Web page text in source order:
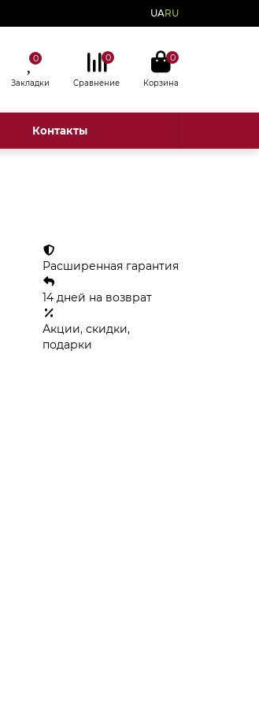
UARU
0
Закладки
0
Сравнение
0
Корзина
Контакты
Расширенная гарантия
14 дней на возврат
Акции, скидки,
подарки